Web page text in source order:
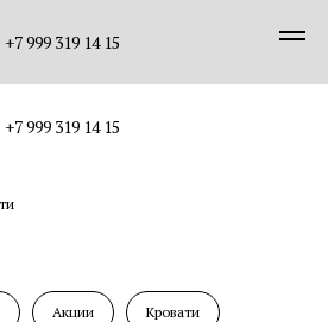
+7 999 319 14 15
+7 999 319 14 15
Акции Кровати